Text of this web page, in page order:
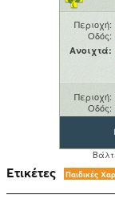
Ετικέτες Παιδικές